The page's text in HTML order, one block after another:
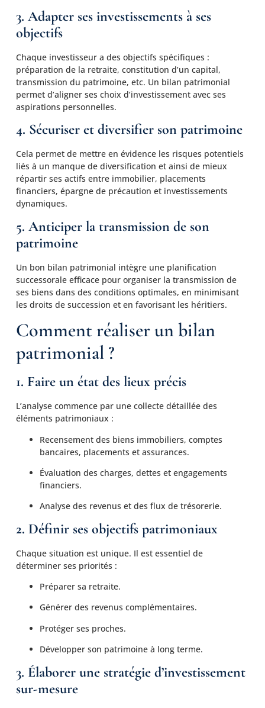
3. Adapter ses investissements à ses
objectifs
Chaque investisseur a des objectifs spécifiques :
préparation de la retraite, constitution d’un capital,
transmission du patrimoine, etc. Un bilan patrimonial
permet d’aligner ses choix d’investissement avec ses
aspirations personnelles.
4. Sécuriser et diversifier son patrimoine
Cela permet de mettre en évidence les risques potentiels
liés à un manque de diversification et ainsi de mieux
répartir ses actifs entre immobilier, placements
financiers, épargne de précaution et investissements
dynamiques.
5. Anticiper la transmission de son
patrimoine
Un bon bilan patrimonial intègre une planification
successorale efficace pour organiser la transmission de
ses biens dans des conditions optimales, en minimisant
les droits de succession et en favorisant les héritiers.
Comment réaliser un bilan
patrimonial ?
1. Faire un état des lieux précis
L’analyse commence par une collecte détaillée des
éléments patrimoniaux :
Recensement des biens immobiliers, comptes
bancaires, placements et assurances.
Évaluation des charges, dettes et engagements
financiers.
Analyse des revenus et des flux de trésorerie.
2. Définir ses objectifs patrimoniaux
Chaque situation est unique. Il est essentiel de
déterminer ses priorités :
Préparer sa retraite.
Générer des revenus complémentaires.
Protéger ses proches.
Développer son patrimoine à long terme.
3. Élaborer une stratégie d’investissement
sur-mesure